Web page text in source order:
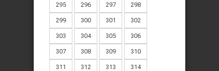
295 296 297 298
299 300 301 302
303 304 305 306
307 308 309 310
311 312 313 314